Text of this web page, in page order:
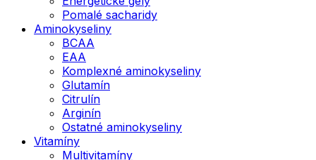
Pomalé sacharidy
Aminokyseliny
BCAA
EAA
Komplexné aminokyseliny
Glutamín
Citrulín
Arginín
Ostatné aminokyseliny
Vitamíny
Multivitamíny